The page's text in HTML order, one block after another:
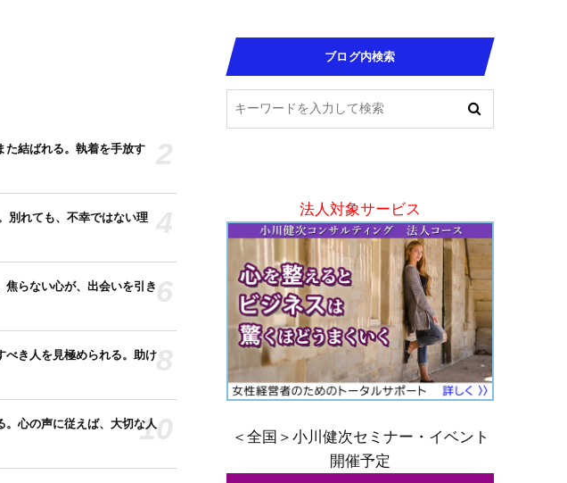
た結ばれる。執着を手放す
2
別れても、不幸ではない理
4
焦らない心が、出会いを引き 6
べき人を見極められる。助け8
心の声に従えば、大切な人10
ブログ内検索
法人対象サービス
＜全国＞小川健次セミナー・イベント
開催予定